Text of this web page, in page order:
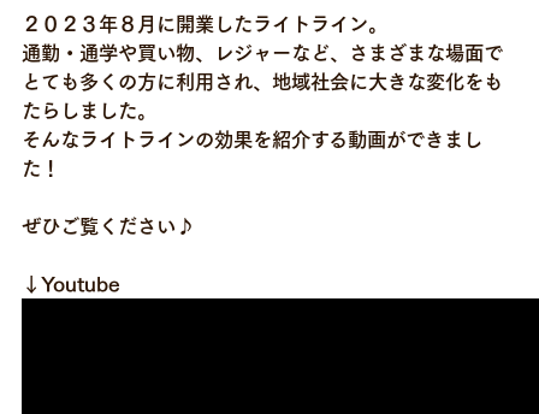
２０２３年８月に開業したライトライン。
通勤・通学や買い物、レジャーなど、さまざまな場面で
とても多くの方に利用され、地域社会に大きな変化をも
たらしました。
そんなライトラインの効果を紹介する動画ができまし
た！
ぜひご覧ください♪
↓Youtube